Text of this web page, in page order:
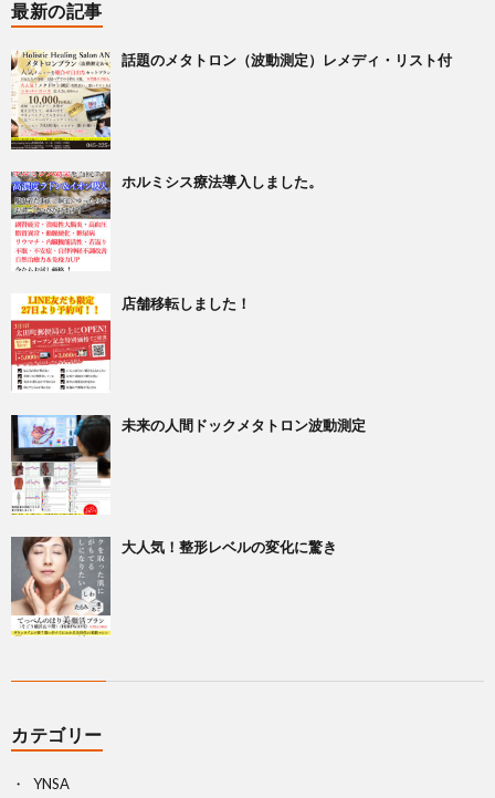
最新の記事
話題のメタトロン（波動測定）レメディ・リスト付
ホルミシス療法導入しました。
店舗移転しました！
未来の人間ドックメタトロン波動測定
大人気！整形レベルの変化に驚き
カテゴリー
YNSA